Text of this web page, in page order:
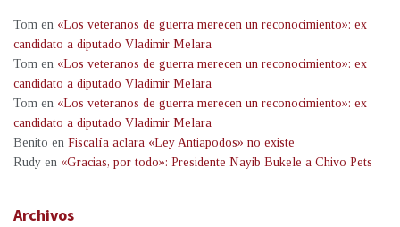
Tom en «Los veteranos de guerra merecen un reconocimiento»: ex
candidato a diputado Vladimir Melara
Tom en «Los veteranos de guerra merecen un reconocimiento»: ex
candidato a diputado Vladimir Melara
Tom en «Los veteranos de guerra merecen un reconocimiento»: ex
candidato a diputado Vladimir Melara
Benito en Fiscalía aclara «Ley Antiapodos» no existe
Rudy en «Gracias, por todo»: Presidente Nayib Bukele a Chivo Pets
Archivos